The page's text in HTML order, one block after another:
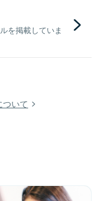
を掲載していま
いて